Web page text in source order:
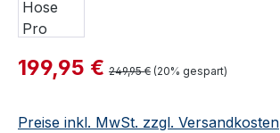
Verkaufspreis:
199,95 € Regulärer Preis:
249,95 € (20% gespart)
Preise inkl. MwSt. zzgl. Versandkosten